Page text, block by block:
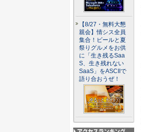
【8/27・無料大懇
親会】情シス全員
集合！ビールと夏
祭りグルメをお供
に「生き残るSaa
S、生き残れない
SaaS」をASCIIで
語り合おうぜ！